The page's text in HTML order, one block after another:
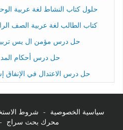
حلول كتاب النشاط لغة عربية
كتاب الطالب لغة عربية الصف الرابع
حل درس مؤمن ال يس
حل درس أحكام المد
حل درس الاعتدال في الإنفاق
سياسية الخصوصية - شروط
محرك بحث سراج
-